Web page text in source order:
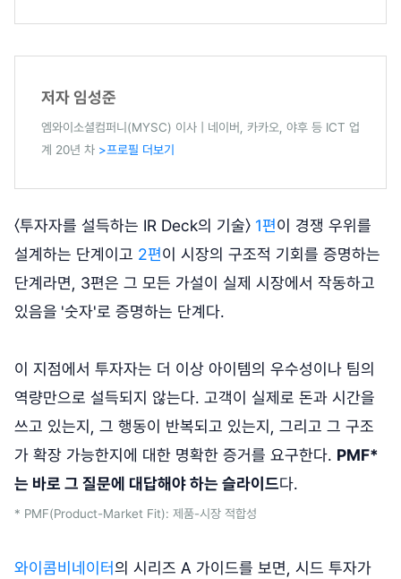
저자 임성준
엠와이소셜컴퍼니(MYSC) 이사 | 네이버, 카카오, 야후 등 ICT 업
계 20년 차 >프로필 더보기
〈투자자를 설득하는 IR Deck의 기술〉 1편이 경쟁 우위를
설계하는 단계이고 2편이 시장의 구조적 기회를 증명하는
단계라면, 3편은 그 모든 가설이 실제 시장에서 작동하고
있음을 '숫자'로 증명하는 단계다.
이 지점에서 투자자는 더 이상 아이템의 우수성이나 팀의
역량만으로 설득되지 않는다. 고객이 실제로 돈과 시간을
쓰고 있는지, 그 행동이 반복되고 있는지, 그리고 그 구조
가 확장 가능한지에 대한 명확한 증거를 요구한다. PMF*
는 바로 그 질문에 대답해야 하는 슬라이드다.
* PMF(Product-Market Fit): 제품-시장 적합성
와이콤비네이터의 시리즈 A 가이드를 보면, 시드 투자가